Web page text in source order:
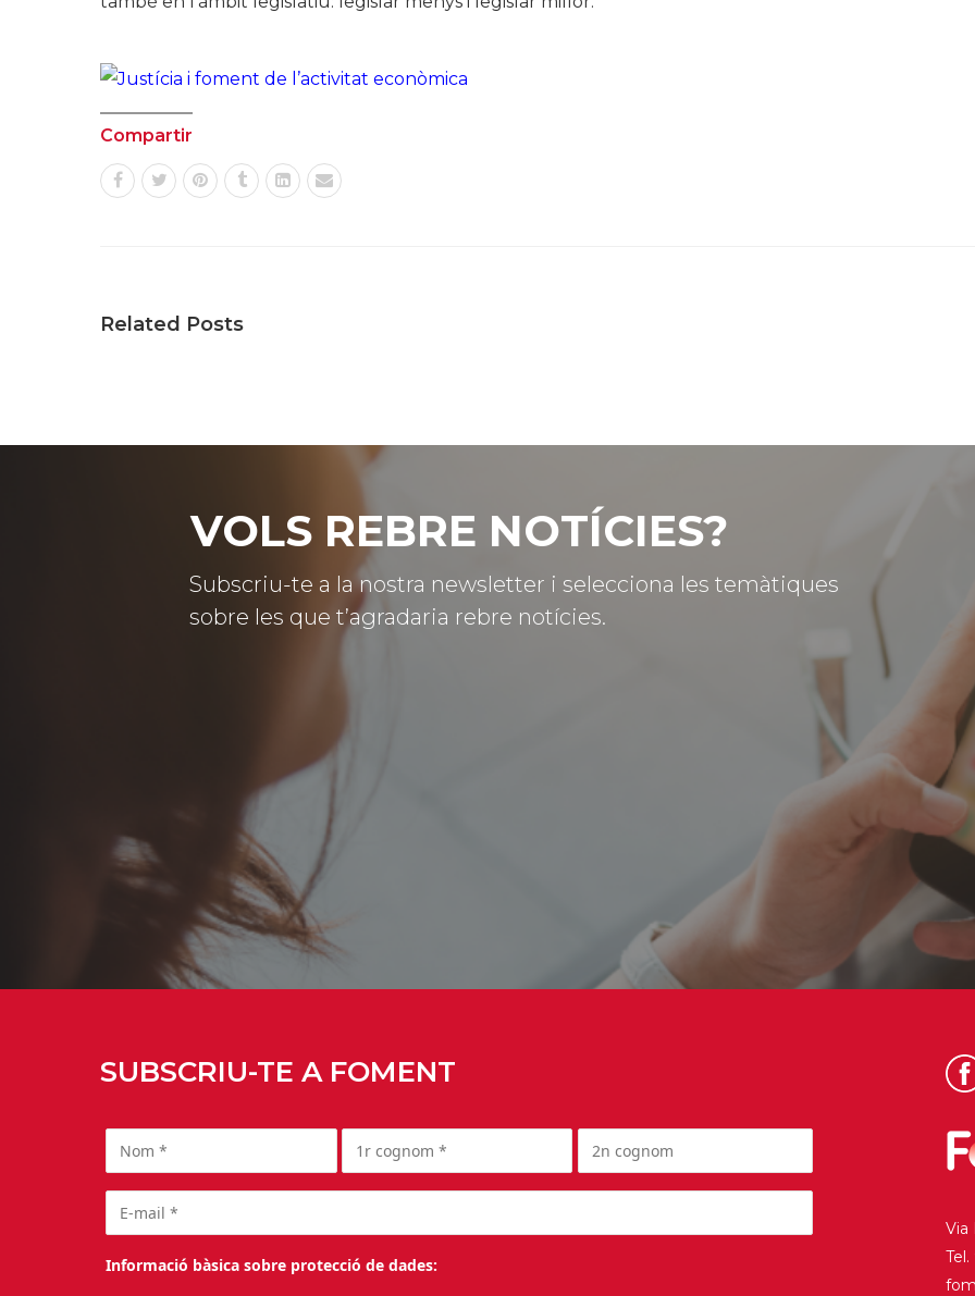
Compartir
Related Posts
VOLS REBRE NOTÍCIES?
Subscriu-te a la nostra newsletter i selecciona les temàtiques
sobre les que t’agradaria rebre notícies.
SUBSCRIU-TE A FOMENT
Informació bàsica sobre protecció de dades:
Via